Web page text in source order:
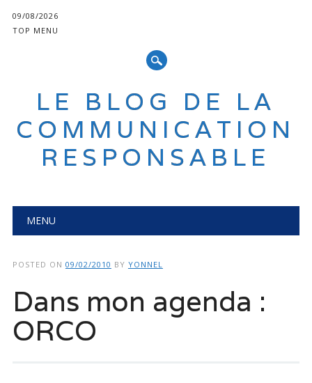
09/08/2026
TOP MENU
LE BLOG DE LA
COMMUNICATION
RESPONSABLE
Main menu
MENU
POSTED ON 09/02/2010 BY YONNEL
Dans mon agenda :
ORCO